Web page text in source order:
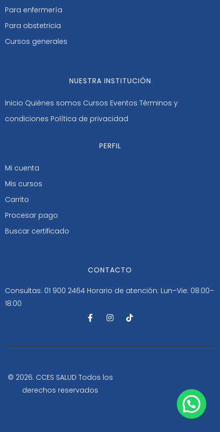
Para enfermería
Para obstetricia
Cursos generales
NUESTRA INSTITUCIÓN
Inicio Quiénes somos Cursos Eventos Términos y
condiciones Política de privacidad
PERFIL
Mi cuenta
Mis cursos
Carrito
Procesar pago
Buscar certificado
CONTACTO
Consultas: 01 900 2464 Horario de atención: Lun–Vie: 08:00–
18:00
F
a
b
-
I
n
a
m
T
i
o
© 2026. CCES SALUD Todos los
derechos reservados